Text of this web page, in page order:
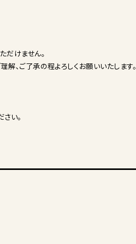
だけません。
、ご了承の程よろしくお願いいたします。
い。